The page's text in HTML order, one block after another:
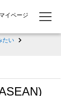
マイページ
たい